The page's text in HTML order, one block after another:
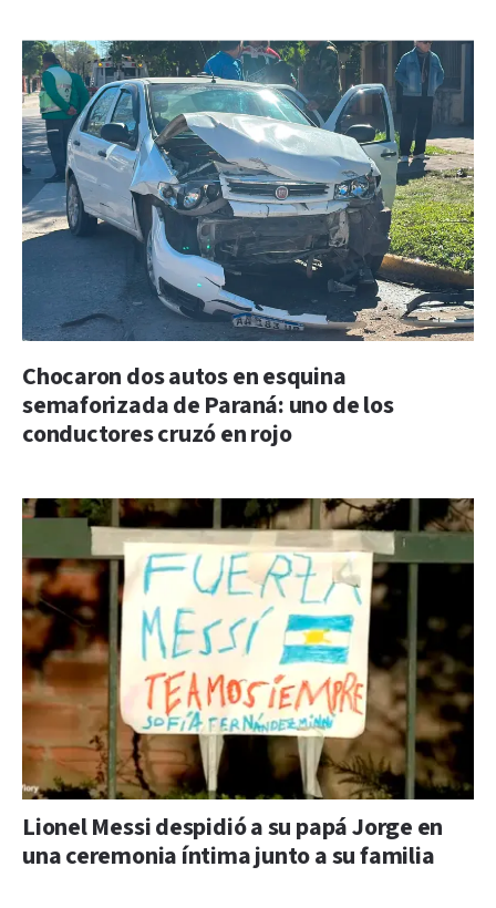
Chocaron dos autos en esquina
semaforizada de Paraná: uno de los
conductores cruzó en rojo
Lionel Messi despidió a su papá Jorge en
una ceremonia íntima junto a su familia